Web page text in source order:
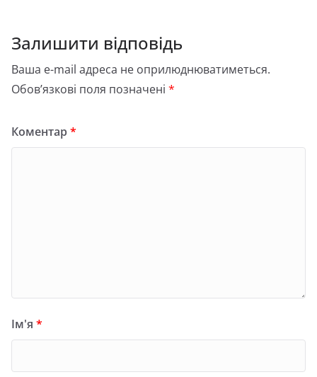
Залишити відповідь
Ваша e-mail адреса не оприлюднюватиметься.
Обов’язкові поля позначені *
Коментар*
Ім'я *